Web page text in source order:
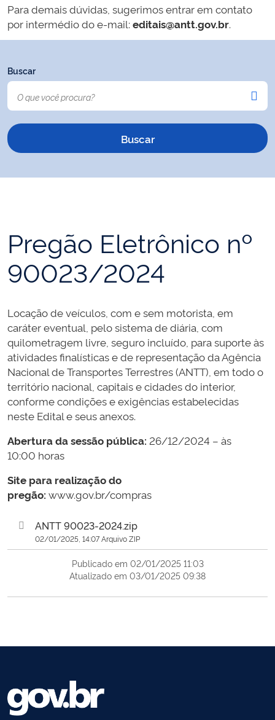
Para demais dúvidas, sugerimos entrar em contato
por intermédio do e-mail: editais@antt.gov.br.
Buscar
Pregão Eletrônico nº
90023/2024
Locação de veículos, com e sem motorista, em
caráter eventual, pelo sistema de diária, com
quilometragem livre, seguro incluído, para suporte às
atividades finalísticas e de representação da Agência
Nacional de Transportes Terrestres (ANTT), em todo o
território nacional, capitais e cidades do interior,
conforme condições e exigências estabelecidas
neste Edital e seus anexos.
Abertura da sessão pública: 26/12/2024 – às
10:00 horas
Site para realização do
pregão: www.gov.br/compras
ANTT 90023-2024.zip
02/01/2025, 14:07 Arquivo ZIP
Publicado em 02/01/2025 11:03
Atualizado em 03/01/2025 09:38